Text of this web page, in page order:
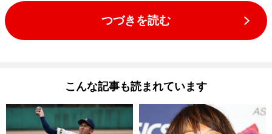
つづきを読む
こんな記事も読まれています